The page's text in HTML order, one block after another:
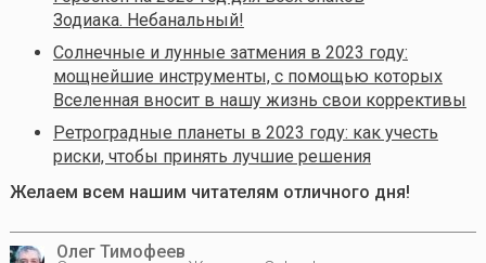
Зодиака. Небанальный!
Солнечные и лунные затмения в 2023 году:
мощнейшие инструменты, с помощью которых
Вселенная вносит в нашу жизнь свои коррективы
Ретроградные планеты в 2023 году: как учесть
риски, чтобы принять лучшие решения
Желаем всем нашим читателям отличного дня!
Олег Тимофеев